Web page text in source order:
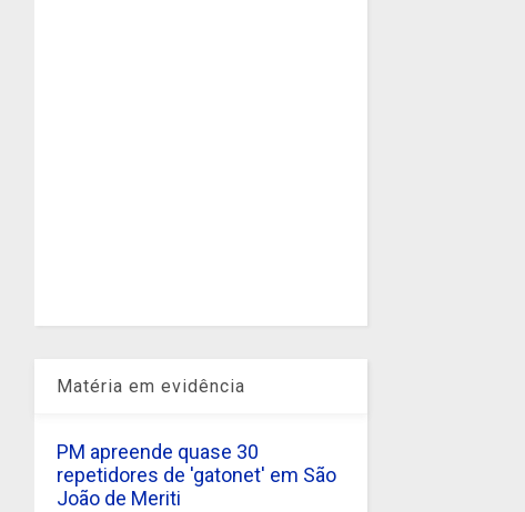
Matéria em evidência
PM apreende quase 30
repetidores de 'gatonet' em São
João de Meriti